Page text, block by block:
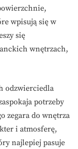
wpisują się w
się
wnętrzach,
odzwierciedla
potrzeby
zegara do wnętrza
i atmosferę,
najlepiej pasuje